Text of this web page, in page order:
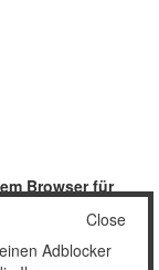
Browser für
Close
Adblocker